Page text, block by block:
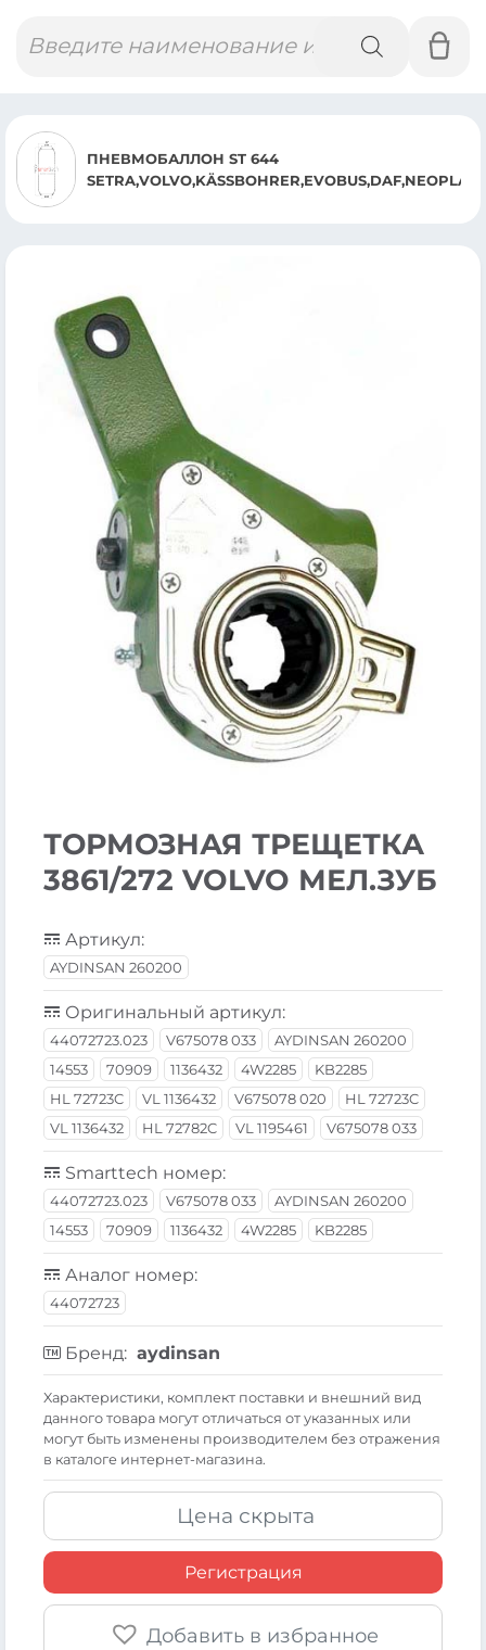
товаров
ПНЕВМОБАЛЛОН ST 644
SETRA,VOLVO,KÄSSBOHRER,EVOBUS,DAF,NEOPLAN
ТОРМОЗНАЯ ТРЕЩЕТКА
3861/272 VOLVO МЕЛ.ЗУБ
Артикул:
AYDINSAN 260200
Оригинальный артикул:
44072723.023 V675078 033
AYDINSAN 260200
14553
70909 1136432 4W2285
KB2285
HL 72723C
VL 1136432 V675078 020
HL 72723C
VL 1136432
HL 72782C VL 1195461 V675078 033
Smarttech номер:
44072723.023 V675078 033
AYDINSAN 260200
14553
70909 1136432 4W2285 KB2285
Аналог номер:
44072723
Бренд: aydinsan
Xарактеристики, комплект поставки и внешний вид
данного товара могут отличаться от указанных или
могут быть изменены производителем без отражения
в каталоге интернет-магазина.
Цена скрыта
Регистрация
Добавить в избранное